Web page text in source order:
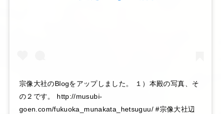
宗像大社のBlogをアップしました。 １）本殿の写真、そ
の２です。 http://musubi-
goen.com/fukuoka_munakata_hetsuguu/ #宗像大社辺